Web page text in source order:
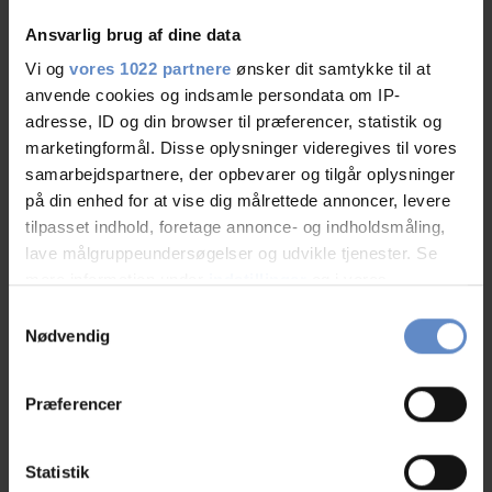
Ansvarlig brug af dine data
Vi og vores 1022 partnere ønsker dit samtykke til at
anvende cookies og indsamle persondata om IP-
adresse, ID og din browser til præferencer, statistik og
marketingformål. Disse oplysninger videregives til vores
samarbejdspartnere, der opbevarer og tilgår oplysninger
på din enhed for at vise dig målrettede annoncer, levere
tilpasset indhold, foretage annonce- og indholdsmåling,
lave målgruppeundersøgelser og udvikle tjenester. Se
tilbage eller ændre indstillinger fra vores
"Cookiedeklaration", eller ved at trykke på "Privacy
Indsamle præcise oplysninger om din placering,
Nødvendig
Præferencer
Statistik
Cleanliness
Location 9,84 out of 10
Value for money 8,03 out of 10